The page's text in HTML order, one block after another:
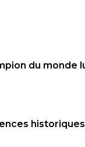
du monde
historiques